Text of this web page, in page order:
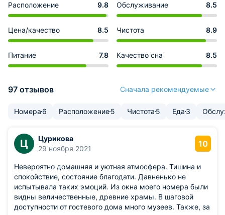
Расположение 9.8 Обслуживание 8.5
Цена/качество 8.5 Чистота 8.9
Питание 7.8 Качество сна 8.5
97 отзывов Сначала рекомендуемые
Номера 6 Расположение5 Чистота 5 Еда 3
Ц
Цурикова
29 ноября 2021
10
Невероятно домашняя и уютная атмосфера. Тишина и
спокойствие, состояние благодати. Давненько не
испытывала таких эмоций. Из окна моего номера были
видны величественные, древние храмы. В шаговой
доступности от гостевого дома много музеев. Также, за